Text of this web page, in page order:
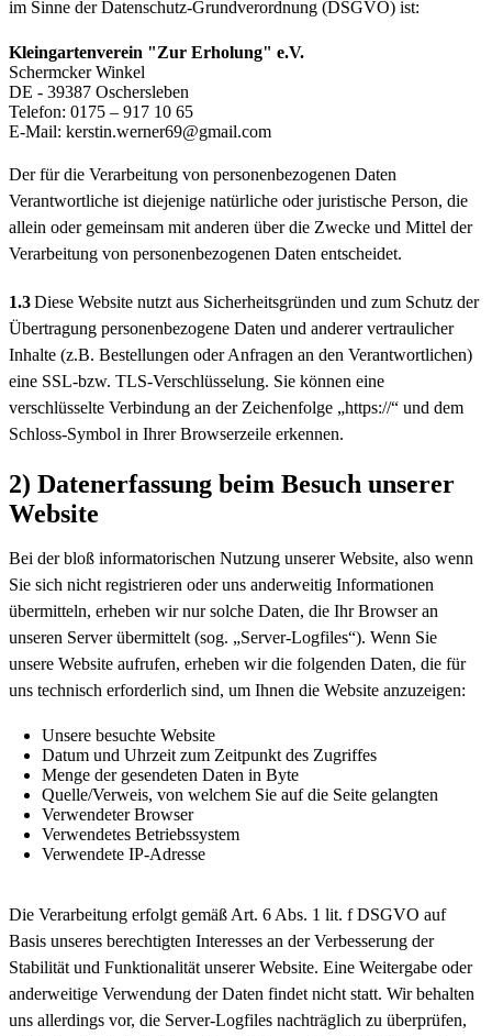
im Sinne der Datenschutz-Grundverordnung (DSGVO) ist:
Kleingartenverein "Zur Erholung" e.V.
Schermcker Winkel
DE - 39387 Oschersleben
Telefon: 0175 – 917 10 65
E-Mail: kerstin.werner69@gmail.com
Der für die Verarbeitung von personenbezogenen Daten
Verantwortliche ist diejenige natürliche oder juristische Person, die
allein oder gemeinsam mit anderen über die Zwecke und Mittel der
Verarbeitung von personenbezogenen Daten entscheidet.
1.3Diese Website nutzt aus Sicherheitsgründen und zum Schutz der
Übertragung personenbezogene Daten und anderer vertraulicher
Inhalte (z.B. Bestellungen oder Anfragen an den Verantwortlichen)
eine SSL-bzw. TLS-Verschlüsselung. Sie können eine
verschlüsselte Verbindung an der Zeichenfolge „https://“ und dem
Schloss-Symbol in Ihrer Browserzeile erkennen.
2) Datenerfassung beim Besuch unserer
Website
Bei der bloß informatorischen Nutzung unserer Website, also wenn
Sie sich nicht registrieren oder uns anderweitig Informationen
übermitteln, erheben wir nur solche Daten, die Ihr Browser an
unseren Server übermittelt (sog. „Server-Logfiles“). Wenn Sie
unsere Website aufrufen, erheben wir die folgenden Daten, die für
uns technisch erforderlich sind, um Ihnen die Website anzuzeigen:
Unsere besuchte Website
Datum und Uhrzeit zum Zeitpunkt des Zugriffes
Menge der gesendeten Daten in Byte
Quelle/Verweis, von welchem Sie auf die Seite gelangten
Verwendeter Browser
Verwendetes Betriebssystem
Verwendete IP-Adresse
Die Verarbeitung erfolgt gemäß Art. 6 Abs. 1 lit. f DSGVO auf
Basis unseres berechtigten Interesses an der Verbesserung der
Stabilität und Funktionalität unserer Website. Eine Weitergabe oder
anderweitige Verwendung der Daten findet nicht statt. Wir behalten
uns allerdings vor, die Server-Logfiles nachträglich zu überprüfen,